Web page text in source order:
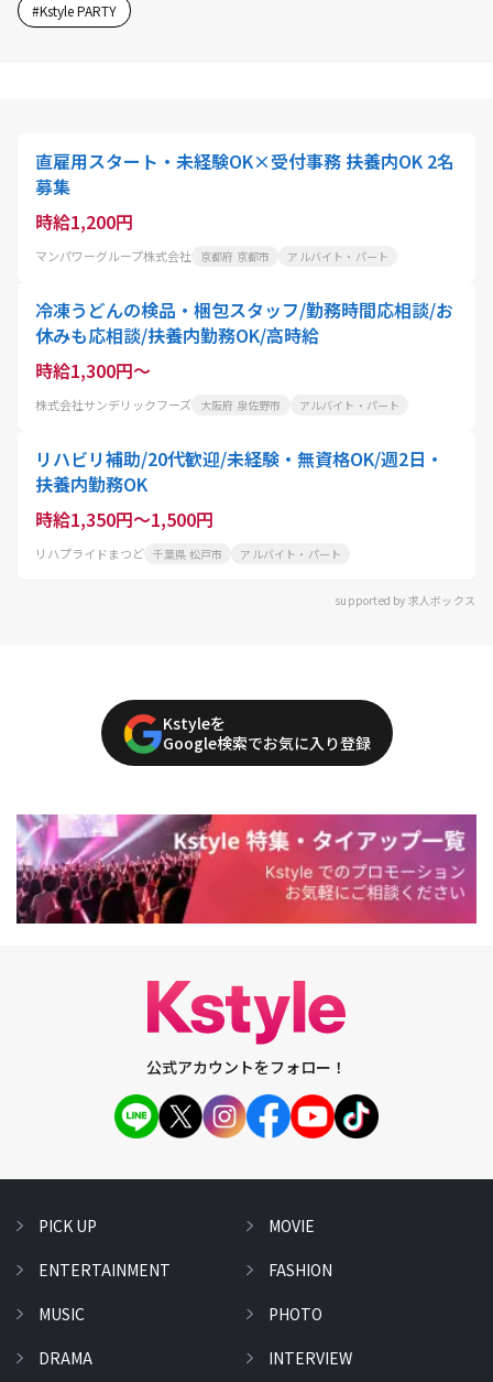
#Kstyle PARTY
直雇用スタート・未経験OK×受付事務 扶養内OK 2名
募集
時給1,200円
マンパワーグループ株式会社 京都府 京都市 アルバイト・パート
冷凍うどんの検品・梱包スタッフ/勤務時間応相談/お
休みも応相談/扶養内勤務OK/高時給
時給1,300円～
株式会社サンデリックフーズ 大阪府 泉佐野市 アルバイト・パート
リハビリ補助/20代歓迎/未経験・無資格OK/週2日・
扶養内勤務OK
時給1,350円～1,500円
リハプライドまつど 千葉県 松戸市 アルバイト・パート
supported by 求人ボックス
Kstyleを
Google検索でお気に入り登録
公式アカウントをフォロー！
PICK UP
ENTERTAINMENT
MUSIC
DRAMA
MOVIE
FASHION
PHOTO
INTERVIEW